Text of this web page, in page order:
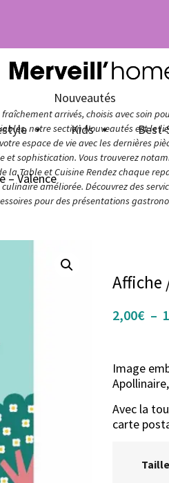
Nouveautés
arrivés, choisis avec soin
notre section Nouveautés est le
espace de vie avec les dernières
sophistication. Vous trouverez
la Table et Cuisine Rendez chaque
améliorée. Découvrez des
pour des présentations
Kids Best-
– Valence
Affiche
2,00€ –
Image
Avec la
carte
Taille